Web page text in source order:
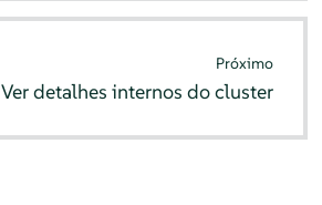
Próximo
Ver detalhes internos do cluster